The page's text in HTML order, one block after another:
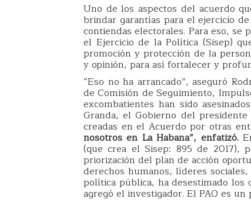
Uno de los aspectos del acuerdo
brindar garantías para el ejercicio
contiendas electorales. Para eso, se
el Ejercicio de la Política (Sisep)
promoción y protección de la
y opinión, para así fortalecer y
“Eso no ha arrancado”, aseguró
de Comisión de Seguimiento,
excombatientes han sido
Granda, el Gobierno del
creadas en el Acuerdo por otras
nosotros en La Habana”, enfatizó.
(que crea el Sisep: 895 de 2017),
priorización del plan de acción
derechos humanos, líderes
política pública, ha desestimado los
agregó el investigador. El PAO es